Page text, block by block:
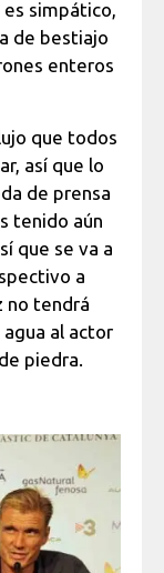
es simpático,
de bestiajo
enteros
que todos
así que lo
de prensa
tenido aún
que se va a
a
no tendrá
al actor
piedra.